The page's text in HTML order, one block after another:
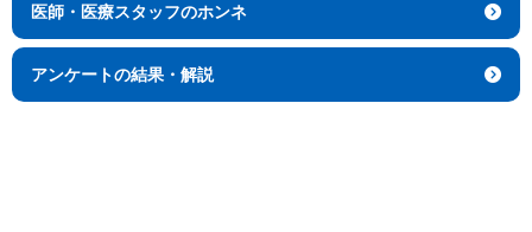
医師・医療スタッフのホンネ
アンケートの結果・解説